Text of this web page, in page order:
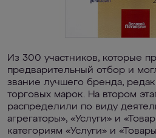
Из 300 участников, которые
предварительный отбор и
звание лучшего бренда,
торговых марок. На втором
распределили по виду
агрегаторы», «Услуги» и
категориям «Услуги» и